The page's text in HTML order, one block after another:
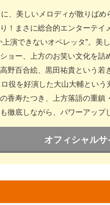
、美しいメロディが散りば
！まさに総合的エンターテイ
演できないオペレッタ”。
ョー、上方のお笑い文化を詰
野百合絵、黒田祐貴という
役を好演した大山大輔とい
香寿たつき、上方落語の重鎮
徹底しながら、パワーアップ
オフィシャル